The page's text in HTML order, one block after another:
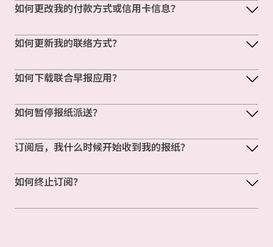
如何更改我的付款方式或信用卡信息？
如何更新我的联络方式？
如何下载联合早报应用？
如何暂停报纸派送？
订阅后，我什么时候开始收到我的报纸？
如何终止订阅？